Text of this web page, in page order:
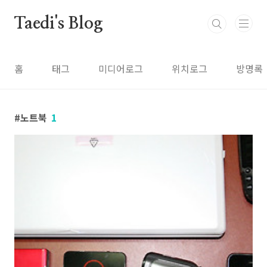
Taedi's Blog
홈 태그 미디어로그 위치로그 방명록
노트북 1